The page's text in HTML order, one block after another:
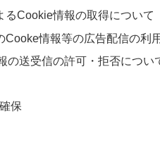
るCookie情報の取得について
Cooke情報等の広告配信の利
の送受信の許可・拒否につい
保